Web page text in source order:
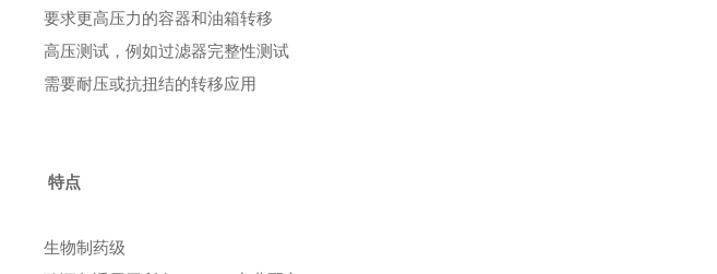
要求更高压力的容器和油箱转移
高压测试，例如过滤器完整性测试
需要耐压或抗扭结的转移应用
特点
生物制药级